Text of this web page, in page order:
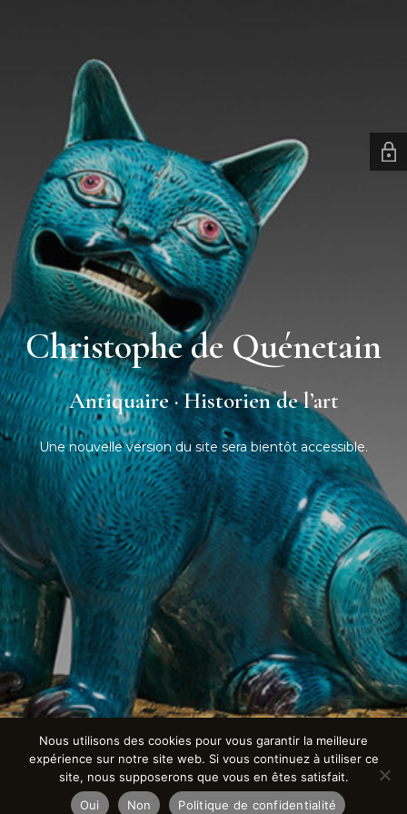
Christophe de Quénetain
Antiquaire · Historien de l’art
Une nouvelle version du site sera bientôt accessible.
Nous utilisons des cookies pour vous garantir la meilleure
expérience sur notre site web. Si vous continuez à utiliser ce
site, nous supposerons que vous en êtes satisfait.
Oui
Non Politique de confidentialité